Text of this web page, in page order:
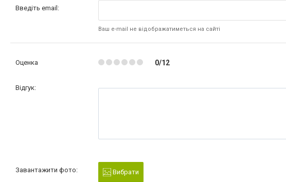
Введіть email:
Ваш e-mail не відображатиметься на сайті
Оценка 0/12
Відгук:
Завантажити фото: Вибрати